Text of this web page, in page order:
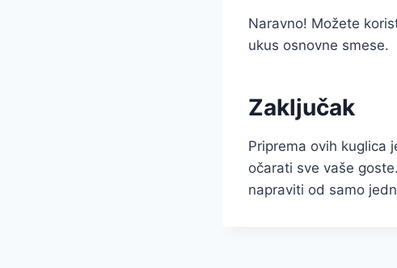
Naravno! Možete
ukus osnovne smese.
Zaključak
Priprema ovih kuglica
očarati sve vaše
napraviti od samo